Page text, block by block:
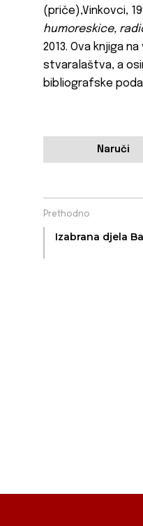
(priče),Vinkovci,
humoreskice,
2013. Ova knjiga
stvaralaštva, a
bibliografske
Naruči
Prethodno
Izabrana djela